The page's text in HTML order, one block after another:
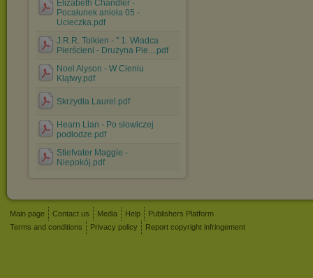
Elizabeth Chandler -
Pocałunek anioła 05 -
Ucieczka.pdf
J.R.R. Tolkien - '' 1. Władca
Pierścieni - Drużyna Pie....pdf
Noel Alyson - W Cieniu
Klątwy.pdf
Skrzydła Laurel.pdf
Hearn Lian - Po słowiczej
podłodze.pdf
Stiefvater Maggie -
Niepokój.pdf
Main page Contact us Media Help
Publishers Platform
Terms and conditions
Privacy policy Report copyright infringement